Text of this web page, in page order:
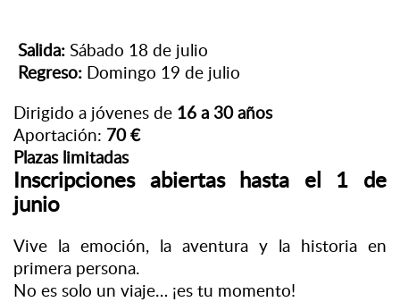
Salida: Sábado 18 de julio
Regreso: Domingo 19 de julio
Dirigido a jóvenes de 16 a 30 años
Aportación: 70 €
Plazas limitadas
Inscripciones abiertas hasta el 1 de
junio
Vive la emoción, la aventura y la historia en
primera persona.
No es solo un viaje… ¡es tu momento!